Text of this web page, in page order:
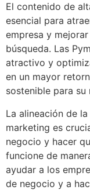
El contenido de
esencial para
empresa y
búsqueda. Las
atractivo y
en un mayor
sostenible para su
La alineación de
marketing es
negocio y hacer
funcione de
ayudar a los
de negocio y a